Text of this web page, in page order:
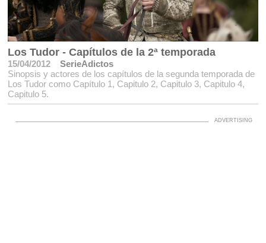
Los Tudor - Capítulos de la 2ª temporada
15/04/2012
SerieAdictos
Sinopsis y actores de los capítulos de la segunda temporada de
Los Tudor como Capítulo 1, Capitulo 2, Capitulo 3, Capitulo 4,
Capitulo 5.